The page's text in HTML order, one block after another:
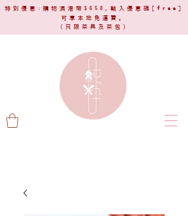
特別優惠:購物滿港幣$650,輸入優惠碼[ free ]
可享本地免運費。
(只限茶具及茶包)​